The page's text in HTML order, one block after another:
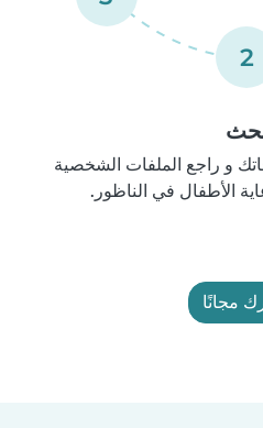
2
و راجع الملفات الشخصية
الأطفال في الناظور.
مجانًا